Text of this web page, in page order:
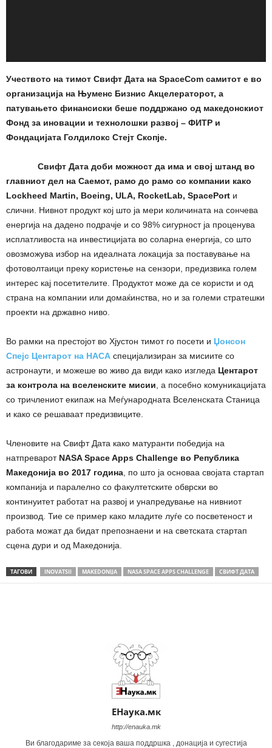
Учеството на тимот Свифт Дата на SpaceCom самитот е во
организација на Њуменс Бизнис Акцелераторот, а
патувањето финансиски беше поддржано од македонскиот
Фонд за иновации и технолошки развој – ФИТР и
Фондацијата Голдилокс Стејт Скопје.
Свифт Дата доби можност да има и свој штанд во
главниот дел на Саемот, рамо до рамо со компании како
Lockheed Martin, Boeing, ULA, RocketLab, SpacePort и
слични. Нивнот продукт кој што ја мери количината на сончева
енергија на дадено подрачје и со 98% сигурност ја проценува
исплатливоста на инвестицијата во соларна енергија, со што
овозможува избор на идеалната локација за поставување на
фотоволтаици преку користење на сензори, предизвика голем
интерес кај посетителите. Продуктот може да се користи и од
страна на компании или домаќинства, но и за големи стратешки
проекти на државно ниво.
Во рамки на престојот во Хјустон тимот го посети и Џонсон
Спејс Центарот на НАСА специјализиран за мисиите со
астронаути, и можеше во живо да види како изгледа Центарот
за контрола на вселенските мисии , а посебно комуникацијата
со тричлениот екипаж на Меѓународната Вселенската Станица
и како се решаваат предизвиците.
Членовите на Свифт Дата како матуранти победија на
натпреварот NASA Space Apps Challenge во Република
Македонија во 2017 година , по што ја основаа својата стартап
компанија и паралелно со факултетските обврски во
континуитет работат на развој и унапредување на нивниот
производ. Тие се пример како младите луѓе со посветеност и
работа можат да бидат препознаени и на светската стартап
сцена дури и од Македонија.
ТАГОВИ INOVATSII MAKEDONIJA NASA SPACE APPS CHALLENGE СВИФТ ДАТА
ЕНаука.мк
http://enauka.mk
Ви благодариме за секоја ваша поддршка , донација и сугестија